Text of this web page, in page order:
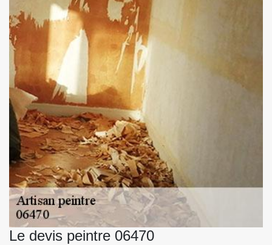
Le devis peintre 06470